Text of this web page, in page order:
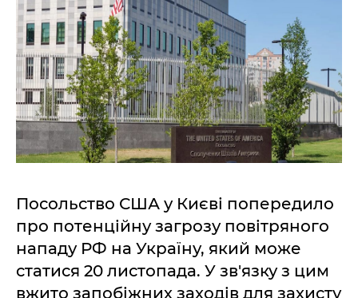
Посольство США у Києві попередило
про потенційну загрозу повітряного
нападу РФ на Україну, який може
статися 20 листопада. У зв'язку з цим
вжито запобіжних заходів для захисту